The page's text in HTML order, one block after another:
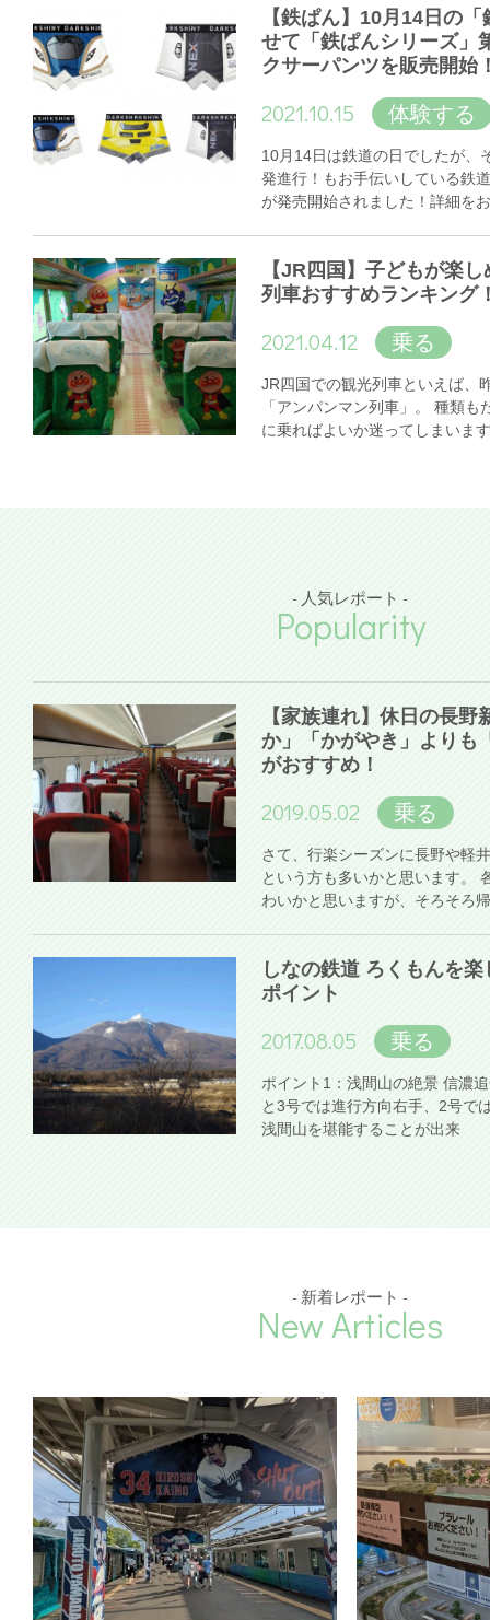
【鉄ぱん】10月14日の
せて「鉄ぱんシリーズ」
クサーパンツを販売開始
2021.10.15 体験する
10月14日は鉄道の日でしたが、
発進行！もお手伝いしている鉄
が発売開始されました！詳細をお
【JR四国】子どもが楽
列車おすすめランキング
2021.04.12 乗る
JR四国での観光列車といえば、
「アンパンマン列車」。 種類も
に乗ればよいか迷ってしまいます
- 人気レポート -
Popularity
【家族連れ】休日の長野
か」「かがやき」よりも
がおすすめ！
2019.05.02 乗る
さて、行楽シーズンに長野や軽
という方も多いかと思います。
わいかと思いますが、そろそろ
しなの鉄道 ろくもんを
ポイント
2017.08.05 乗る
ポイント1：浅間山の絶景 信濃
と3号では進行方向右手、2号で
浅間山を堪能することが出来
- 新着レポート -
New Articles